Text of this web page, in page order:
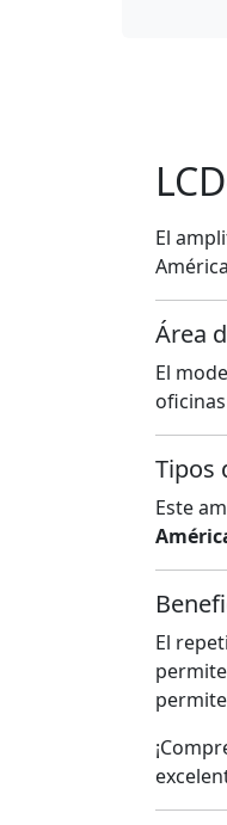
El
Área
El
Tipos
Este
El